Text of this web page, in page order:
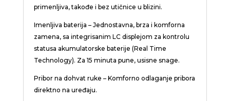
primenljiva, takođe i bez utičnice u blizini.
Imenljiva baterija – Jednostavna, brza i komforna
zamena, sa integrisanim LC displejom za kontrolu
statusa akumulatorske baterije (Real Time
Technology). Za 15 minuta pune, usisne snage.
Pribor na dohvat ruke – Komforno odlaganje pribora
direktno na uređaju.